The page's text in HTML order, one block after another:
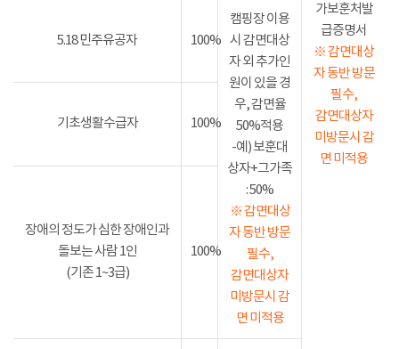
가보훈처발
급증명서
※ 감면대상
자 동반 방문
필수,
감면대상자
미방문시 감
면 미적용
5.18 민주유공자 100%
캠핑장 이용
시 감면대상
자 외 추가인
원이 있을 경
우, 감면율
50%적용
-예) 보훈대
상자+그가족
: 50%
※ 감면대상
자 동반 방문
필수,
감면대상자
미방문시 감
면 미적용
기초생활수급자 100%
장애의 정도가 심한 장애인과
돌보는 사람 1인
(기존 1~3급)
100%